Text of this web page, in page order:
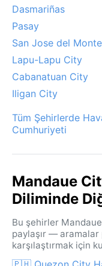
Dasmariñas
Pasay
San Jose del Monte
Lapu-Lapu City
Cabanatuan City
Iligan City
Tüm Şehirlerde
Cumhuriyeti
Mandaue
Diliminde
Bu şehirler
paylaşır —
karşılaştırmak için